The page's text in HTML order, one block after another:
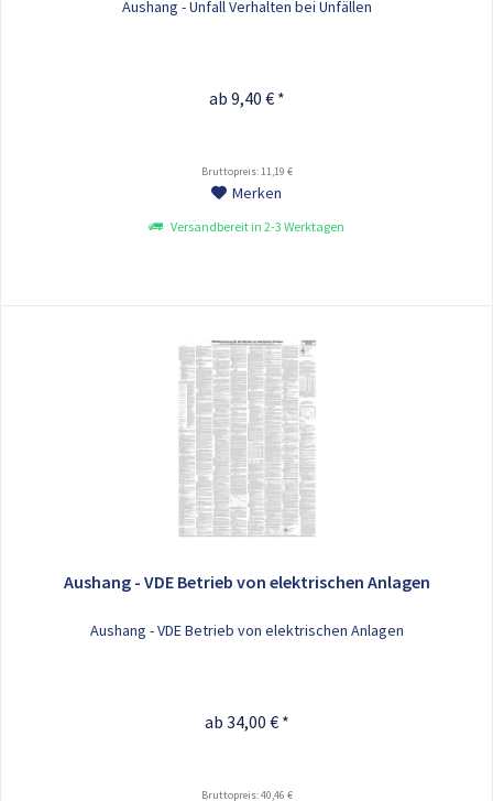
Aushang - Unfall Verhalten bei Unfällen
ab 9,40 € *
Bruttopreis: 11,19 €
Merken
Versandbereit in 2-3 Werktagen
Aushang - VDE Betrieb von elektrischen Anlagen
Aushang - VDE Betrieb von elektrischen Anlagen
ab 34,00 € *
Bruttopreis: 40,46 €